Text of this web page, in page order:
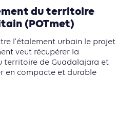
du territoire
(POTmet)
l'étalement urbain le projet
veut récupérer la
territoire de Guadalajara et
en compacte et durable